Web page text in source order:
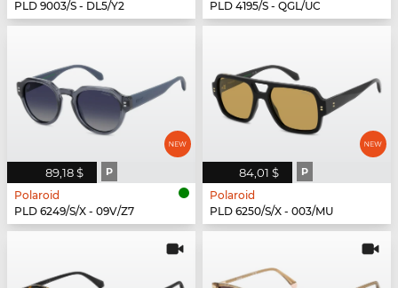
PLD 9003/S - DL5/Y2
PLD 4195/S - QGL/UC
89,18 $ P
Polaroid
PLD 6249/S/X - 09V/Z7
84,01 $ P
Polaroid
PLD 6250/S/X - 003/MU